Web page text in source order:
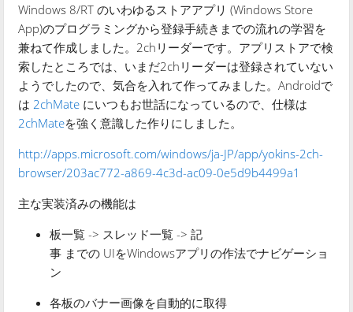
Windows 8/RT のいわゆるストアアプリ (Windows Store
App)のプログラミングから登録手続きまでの流れの学習を
兼ねて作成しました。2chリーダーです。アプリストアで検
索したところでは、いまだ2chリーダーは登録されていない
ようでしたので、気合を入れて作ってみました。Androidで
は 2chMate にいつもお世話になっているので、仕様は
2chMateを強く意識した作りにしました。
http://apps.microsoft.com/windows/ja-JP/app/yokins-2ch-
browser/203ac772-a869-4c3d-ac09-0e5d9b4499a1
主な実装済みの機能は
板一覧 -> スレッド一覧 -> 記
事 までの UIをWindowsアプリの作法でナビゲーショ
ン
各板のバナー画像を自動的に取得